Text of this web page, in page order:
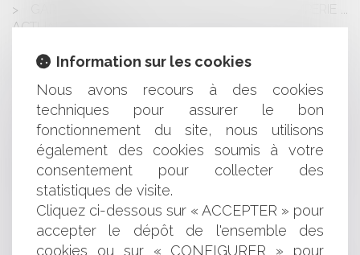
GARDE À VUE, HARCÈLEMENT SEXUEL, TROMPERIE ...
ACTUALITÉ DES QPC
FICHIER INTITULÉ "MES DOCUMENTS": PAS DE
MEDIATOR: POURQUOI LE PROCÈS EST SUSPENDU
MODERNISATION DE LA POLITIQUE DE L’UNION
EUROPÉENNE EN MATIÈRE D’AIDES D’ETAT
LOI DU 20 MARS RELATIVE À LA MAJORATION DES
DROITS À CONSTRUIRE
AIDES POUR LA GARDE D'ENFANTS: MAJORATION DU
COMPLÉMENT LIBRE CHOIX DU MODE DE GARDE
L'ARRÊT EBAY / LVMH PARTIELLEMENT CASSÉ
PRINCIPE DE PARITÉ DANS LES NOMINATIONS AU
Information sur les cookies
Nous avons recours à des cookies
techniques pour assurer le bon
fonctionnement du site, nous utilisons
également des cookies soumis à votre
consentement pour collecter des
statistiques de visite.
Cliquez ci-dessous sur « ACCEPTER » pour
accepter le dépôt de l'ensemble des
cookies ou sur « CONFIGURER » pour